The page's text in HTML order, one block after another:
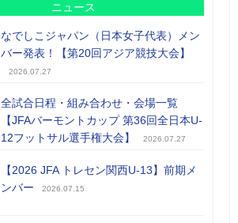
ニュース
なでしこジャパン（日本女子代表）メン
バー発表！【第20回アジア競技大会】
2026.07.27
全試合日程・組み合わせ・会場一覧
【JFAバーモントカップ 第36回全日本U-
12フットサル選手権大会】
2026.07.27
【2026 JFA トレセン関西U-13】前期メ
ンバー
2026.07.15